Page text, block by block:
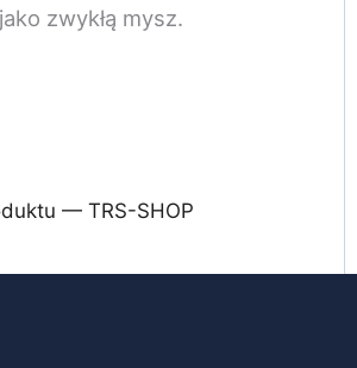
jako zwykłą mysz.